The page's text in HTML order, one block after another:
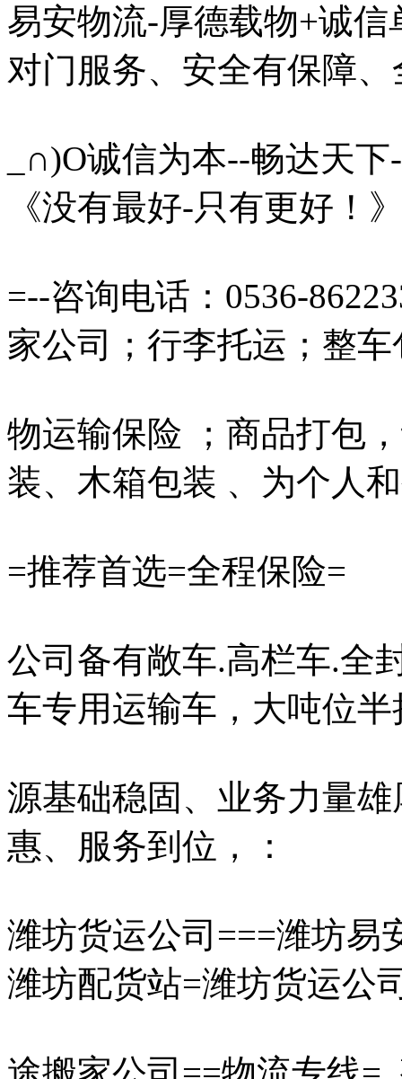
易安物流-厚德载物+诚
对门服务、安全有保障
_∩)O诚信为本--畅达天
《没有最好-只有更好！
=--咨询电话：0536-
家公司；行李托运；整
物运输保险 ；商品打包
装、木箱包装 、为个人
=推荐首选=全程保险=
公司备有敞车.高栏车.全
车专用运输车，大吨位
源基础稳固、业务力量
惠、服务到位，：
潍坊货运公司===潍坊易
潍坊配货站=潍坊货运公